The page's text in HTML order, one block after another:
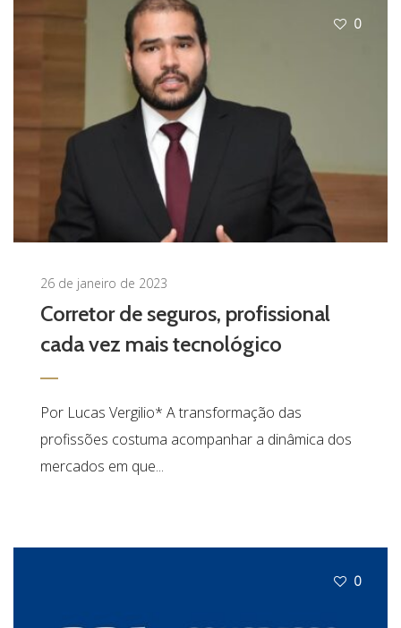
0
26 de janeiro de 2023
Corretor de seguros, profissional
cada vez mais tecnológico
Por Lucas Vergilio* A transformação das
profissões costuma acompanhar a dinâmica dos
mercados em que...
0